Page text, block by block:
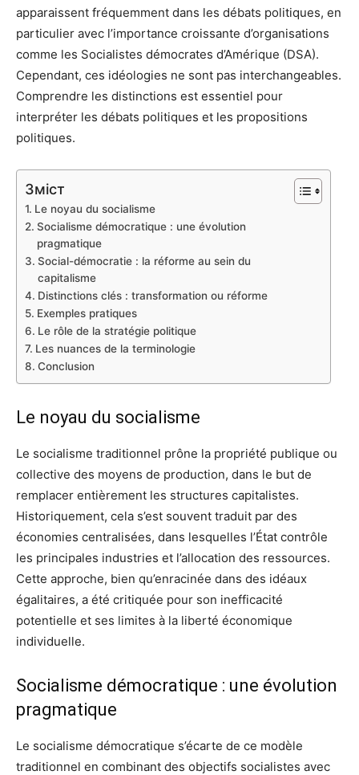
apparaissent fréquemment dans les débats politiques, en
particulier avec l’importance croissante d’organisations
comme les Socialistes démocrates d’Amérique (DSA).
Cependant, ces idéologies ne sont pas interchangeables.
Comprendre les distinctions est essentiel pour
interpréter les débats politiques et les propositions
politiques.
Зміст
Le noyau du socialisme
Socialisme démocratique : une évolution
pragmatique
Social-démocratie : la réforme au sein du
capitalisme
Distinctions clés : transformation ou réforme
Exemples pratiques
Le rôle de la stratégie politique
Les nuances de la terminologie
Conclusion
Le noyau du socialisme
Le socialisme traditionnel prône la propriété publique ou
collective des moyens de production, dans le but de
remplacer entièrement les structures capitalistes.
Historiquement, cela s’est souvent traduit par des
économies centralisées, dans lesquelles l’État contrôle
les principales industries et l’allocation des ressources.
Cette approche, bien qu’enracinée dans des idéaux
égalitaires, a été critiquée pour son inefficacité
potentielle et ses limites à la liberté économique
individuelle.
Socialisme démocratique : une évolution
pragmatique
Le socialisme démocratique s’écarte de ce modèle
traditionnel en combinant des objectifs socialistes avec